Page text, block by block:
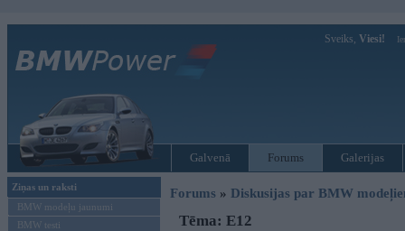
Sveiks, Viesi!
Galvenā Forums Galerijas
Ziņas un raksti
BMW modeļu jaunumi
BMW testi
Forums » Diskusijas par BMW
Tēma: E12